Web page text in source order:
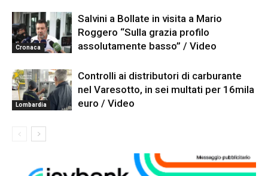
Cronaca
Salvini a Bollate in visita a Mario
Roggero “Sulla grazia profilo
assolutamente basso” / Video
Lombardia
Controlli ai distributori di carburante
nel Varesotto, in sei multati per 16mila
euro / Video